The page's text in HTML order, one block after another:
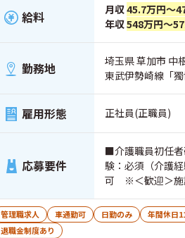
給料 月収45.7万円～
年収548万円～
勤務地
埼玉県 草加市 中
東武伊勢崎線「
雇用形態 正社員(正職員)
応募要件
■介護職員初任
験：必須（介護
可 ※＜歓迎＞施
通自動車運転免
管理職求人 車通勤可 日勤のみ 年間休日
退職金制度あり